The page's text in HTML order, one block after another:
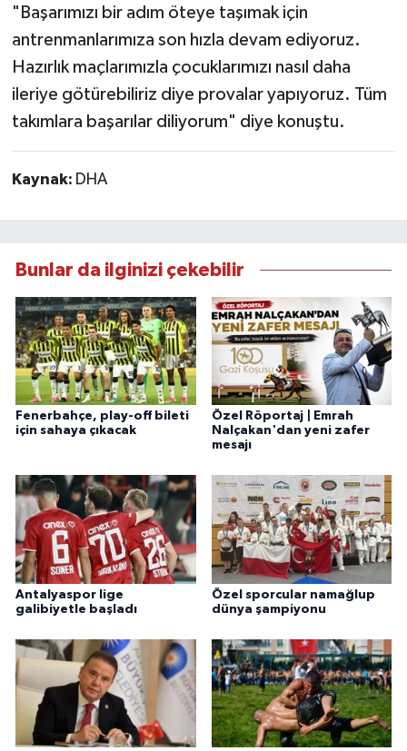
"Başarımızı bir adım öteye taşımak için
antrenmanlarımıza son hızla devam ediyoruz.
Hazırlık maçlarımızla çocuklarımızı nasıl daha
ileriye götürebiliriz diye provalar yapıyoruz. Tüm
takımlara başarılar diliyorum" diye konuştu.
Kaynak: DHA
Bunlar da ilginizi çekebilir
Fenerbahçe, play-off bileti
için sahaya çıkacak
Özel Röportaj | Emrah
Nalçakan'dan yeni zafer
mesajı
Antalyaspor lige
galibiyetle başladı
Özel sporcular namağlup
dünya şampiyonu